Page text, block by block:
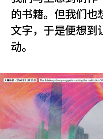
的书籍。但我们也
文字，于是便想到
动。